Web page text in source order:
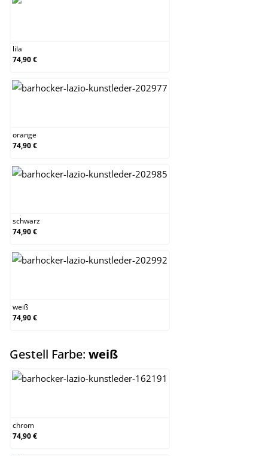
lila
74,90 €
orange
74,90 €
schwarz
74,90 €
weiß
74,90 €
Gestell Farbe: weißauswählen
chrom
74,90 €